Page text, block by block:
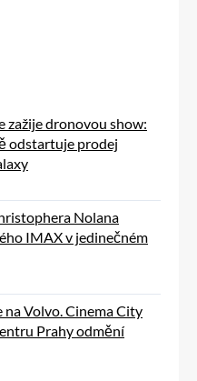
zažije dronovou show:
odstartuje prodej
Nolana
IMAX v jedinečném
na Volvo. Cinema City
Prahy odmění